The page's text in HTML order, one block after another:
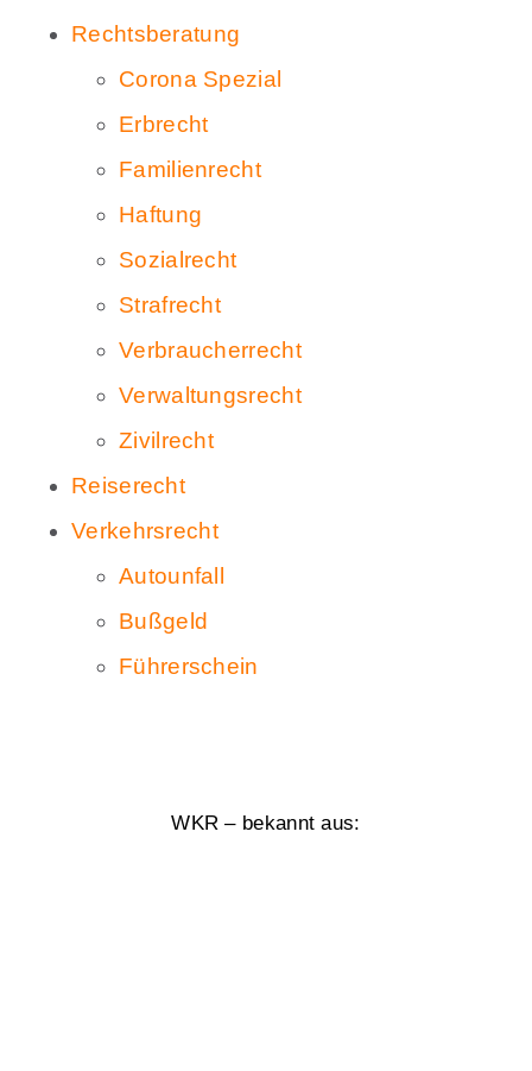
Rechtsberatung
Corona Spezial
Erbrecht
Familienrecht
Haftung
Sozialrecht
Strafrecht
Verbraucherrecht
Verwaltungsrecht
Zivilrecht
Reiserecht
Verkehrsrecht
Autounfall
Bußgeld
Führerschein
WKR – bekannt aus: